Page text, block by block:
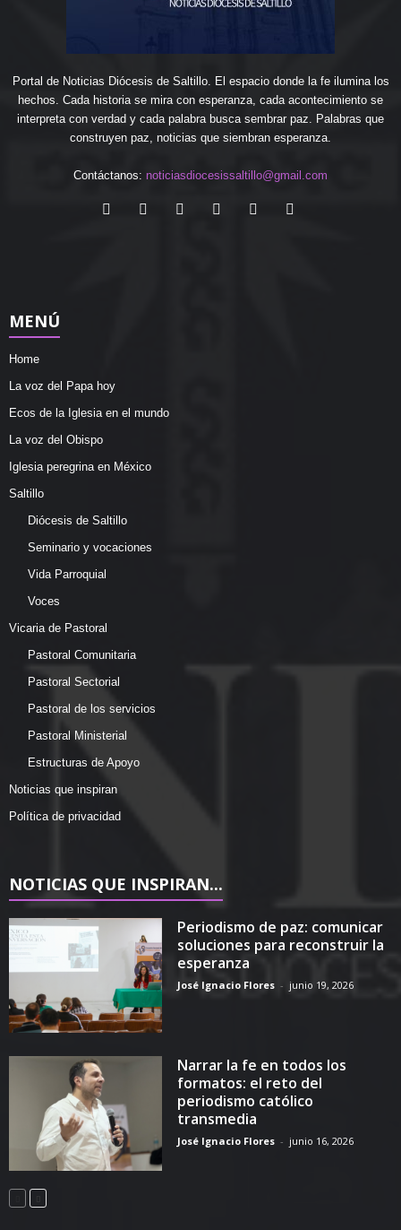
Portal de Noticias Diócesis de Saltillo. El espacio donde la fe ilumina los
hechos. Cada historia se mira con esperanza, cada acontecimiento se
interpreta con verdad y cada palabra busca sembrar paz. Palabras que
construyen paz, noticias que siembran esperanza.
Contáctanos: noticiasdiocesissaltillo@gmail.com
MENÚ
Home
La voz del Papa hoy
Ecos de la Iglesia en el mundo
La voz del Obispo
Iglesia peregrina en México
Saltillo
Diócesis de Saltillo
Seminario y vocaciones
Vida Parroquial
Voces
Vicaria de Pastoral
Pastoral Comunitaria
Pastoral Sectorial
Pastoral de los servicios
Pastoral Ministerial
Estructuras de Apoyo
Noticias que inspiran
Política de privacidad
NOTICIAS QUE INSPIRAN...
Periodismo de paz: comunicar
soluciones para reconstruir la
esperanza
José Ignacio Flores - junio 19, 2026
Narrar la fe en todos los
formatos: el reto del
periodismo católico
transmedia
José Ignacio Flores - junio 16, 2026